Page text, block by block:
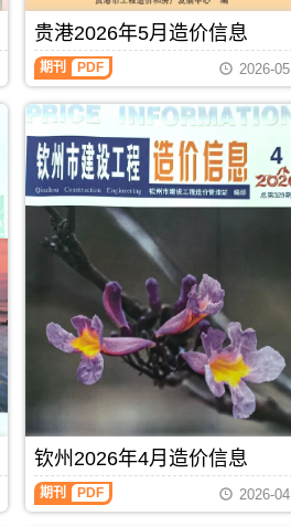
成
本
管
控，
属
于
北
海
市
工
程
料
北
息
期
刊
PDF
玉
林
市
建
设
工
程
造
价
信
息
发
布，
材
价、
筑
市
场
材
料
贵港2026年5月造价信息
期刊 PDF 2026-05
钦州2026年4月造价信息
期刊 PDF 2026-04